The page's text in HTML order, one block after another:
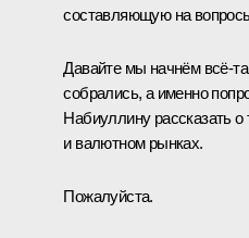
составляющую на
Давайте мы начнём
собрались, а именно
Набиуллину рассказать
и валютном рынках.
Пожалуйста.